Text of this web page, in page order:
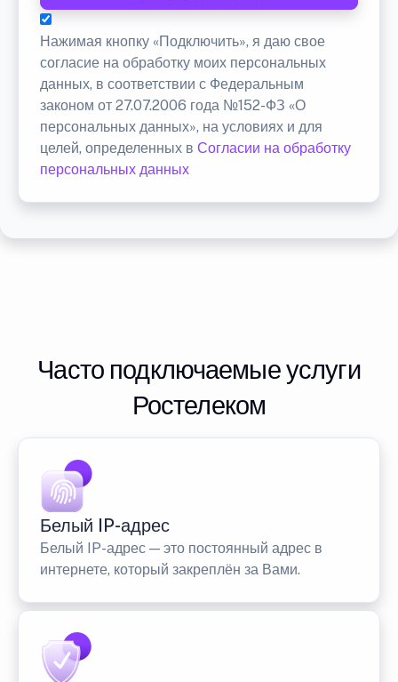
Нажимая кнопку «Подключить», я даю свое
согласие на обработку моих персональных
данных, в соответствии с Федеральным
законом от 27.07.2006 года №152-ФЗ «О
персональных данных», на условиях и для
целей, определенных в Согласии на обработку
персональных данных
Часто подключаемые услуги
Ростелеком
Белый IP-адрес
Белый IP-адрес — это постоянный адрес в
интернете, который закреплён за Вами.